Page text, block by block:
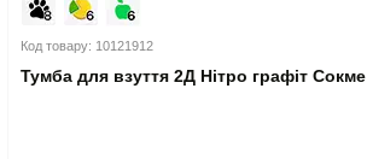
Код товару: 10121912
Тумба для взуття 2Д Нітро графіт Сокме